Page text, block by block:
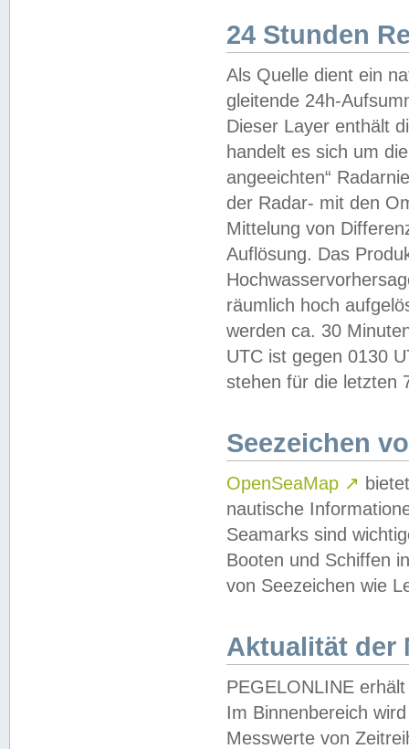
24 Stunden
Als Quelle dient ein
gleitende 24h-
Dieser Layer enthält
handelt es sich um
angeeichten“
der Radar- mit den
Mittelung von
Auflösung. Das
räumlich hoch
werden ca. 30
UTC ist gegen 0130
stehen für die letzten
Seezeichen
OpenSeaMap ↗
nautische
Seamarks sind
Booten und Schiffen
von Seezeichen wie
Aktualität der
PEGELONLINE
Im Binnenbereich
Messwerte von